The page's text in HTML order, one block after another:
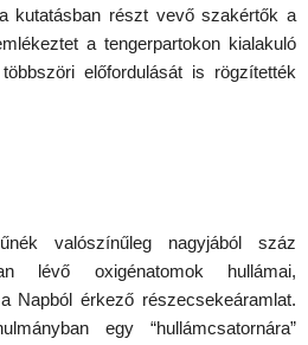
kutatásban részt vevő szakértők a
a tengerpartokon kialakuló
előfordulását is rögzítették
valószínűleg nagyjából száz
lévő oxigénatomok hullámai,
Napból érkező részecsekeáramlat.
egy “hullámcsatornára”